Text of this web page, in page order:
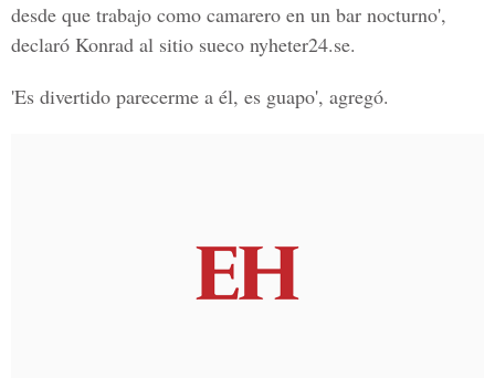
desde que trabajo como camarero en un bar nocturno',
declaró Konrad al sitio sueco nyheter24.se.
'Es divertido parecerme a él, es guapo', agregó.